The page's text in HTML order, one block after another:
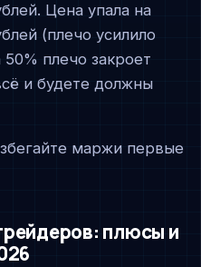
Цена упала на
(плечо усилило
плечо закроет
и будете должны
маржи первые
плюсы и